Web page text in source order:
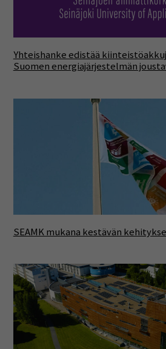
Yhteishanke edistää
Suomen energiajärjestelmän
SEAMK mukana kestävän